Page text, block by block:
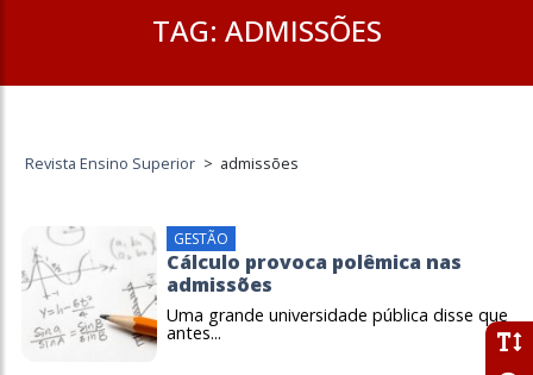
TAG: ADMISSÕES
Revista Ensino Superior > admissões
GESTÃO
Cálculo provoca polêmica nas
admissões
Uma grande universidade pública disse que
antes...